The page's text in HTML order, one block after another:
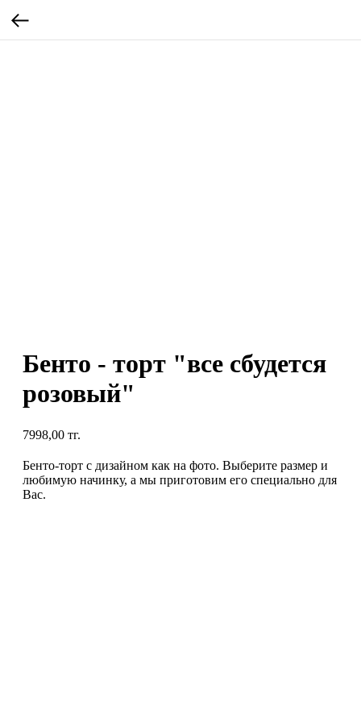
Бенто - торт "все сбудется
розовый"
7998,00 тг.
Бенто-торт с дизайном как на фото. Выберите размер и
любимую начинку, а мы приготовим его специально для
Вас.